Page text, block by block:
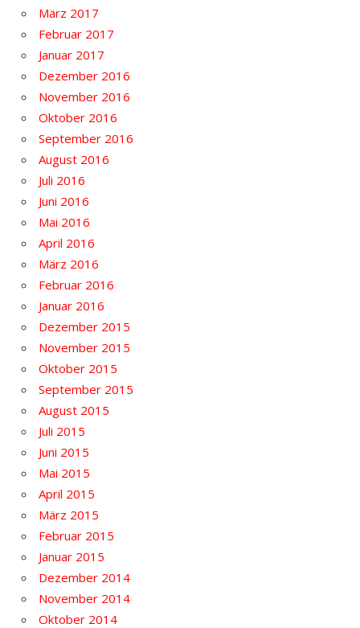
März 2017
Februar 2017
Januar 2017
Dezember 2016
November 2016
Oktober 2016
September 2016
August 2016
Juli 2016
Juni 2016
Mai 2016
April 2016
März 2016
Februar 2016
Januar 2016
Dezember 2015
November 2015
Oktober 2015
September 2015
August 2015
Juli 2015
Juni 2015
Mai 2015
April 2015
März 2015
Februar 2015
Januar 2015
Dezember 2014
November 2014
Oktober 2014